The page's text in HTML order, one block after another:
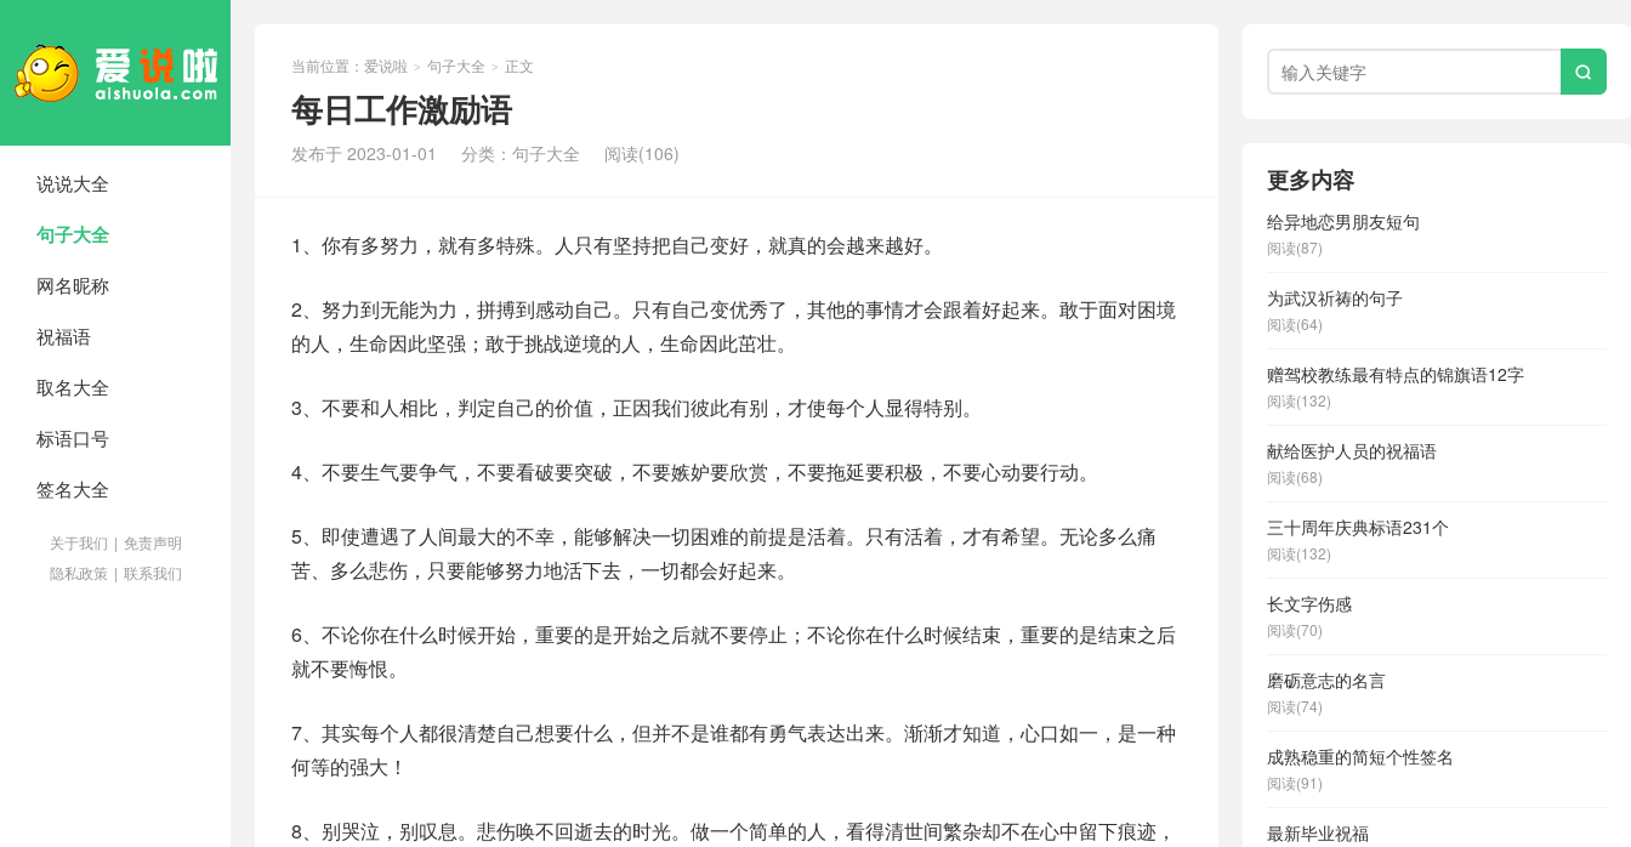
说说大全
句子大全
网名昵称
祝福语
取名大全
标语口号
签名大全
关于我们 | 免责声明
隐私政策 | 联系我们
当前位置： 爱说啦 > 句子大全 > 正文
每日工作激励语
发布于 2023-01-01 分类： 句子大全 阅读(106)
1、你有多努力，就有多特殊。人只有坚持把自己变好，就真的会越来越好。
2、努力到无能为力，拼搏到感动自己。只有自己变优秀了，其他的事情才会跟着好起来。敢于面对困境
的人，生命因此坚强；敢于挑战逆境的人，生命因此茁壮。
3、不要和人相比，判定自己的价值，正因我们彼此有别，才使每个人显得特别。
4、不要生气要争气，不要看破要突破，不要嫉妒要欣赏，不要拖延要积极，不要心动要行动。
5、即使遭遇了人间最大的不幸，能够解决一切困难的前提是活着。只有活着，才有希望。无论多么痛
苦、多么悲伤，只要能够努力地活下去，一切都会好起来。
6、不论你在什么时候开始，重要的是开始之后就不要停止；不论你在什么时候结束，重要的是结束之后
就不要悔恨。
7、其实每个人都很清楚自己想要什么，但并不是谁都有勇气表达出来。渐渐才知道，心口如一，是一种
何等的强大！
8、别哭泣，别叹息。悲伤唤不回逝去的时光。做一个简单的人，看得清世间繁杂却不在心中留下痕迹，

更多内容
给异地恋男朋友短句
阅读(87)
为武汉祈祷的句子
阅读(64)
赠驾校教练最有特点的锦旗语12字
阅读(132)
献给医护人员的祝福语
阅读(68)
三十周年庆典标语231个
阅读(132)
长文字伤感
阅读(70)
磨砺意志的名言
阅读(74)
成熟稳重的简短个性签名
阅读(91)
最新毕业祝福